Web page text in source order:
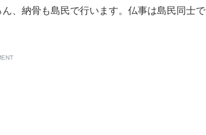
、納骨も島民で行います。仏事は島民同士で